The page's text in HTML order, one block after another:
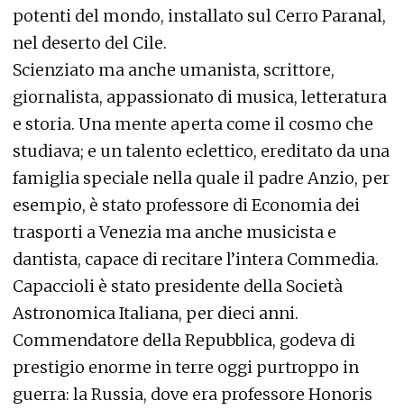
potenti del mondo, installato sul Cerro Paranal,
nel deserto del Cile.
Scienziato ma anche umanista, scrittore,
giornalista, appassionato di musica, letteratura
e storia. Una mente aperta come il cosmo che
studiava; e un talento eclettico, ereditato da una
famiglia speciale nella quale il padre Anzio, per
esempio, è stato professore di Economia dei
trasporti a Venezia ma anche musicista e
dantista, capace di recitare l’intera Commedia.
Capaccioli è stato presidente della Società
Astronomica Italiana, per dieci anni.
Commendatore della Repubblica, godeva di
prestigio enorme in terre oggi purtroppo in
guerra: la Russia, dove era professore Honoris